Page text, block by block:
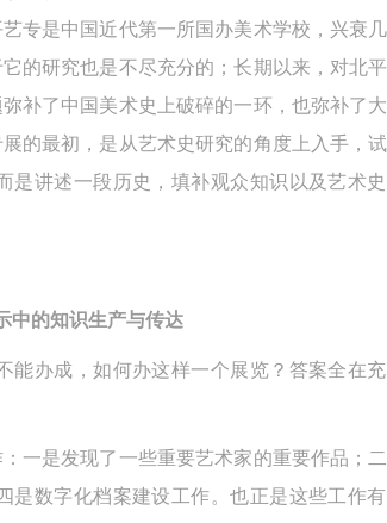
专是中国近代第一所国办美术学校，兴衰
的研究也是不尽充分的；长期以来，对北
补了中国美术史上破碎的一环，也弥补了
的最初，是从艺术史研究的角度上入手，
讲述一段历史，填补观众知识以及艺术
中的知识生产与传达
办成，如何办这样一个展览？答案全在
一是发现了一些重要艺术家的重要作品；
是数字化档案建设工作。也正是这些工作